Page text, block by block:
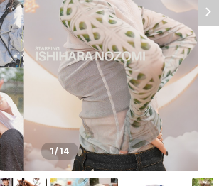
1/14